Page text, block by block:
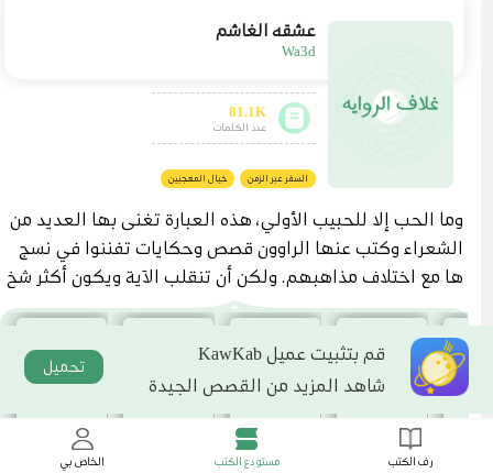
عشقه الغاشم
Wa3d
81.1K
عدد الكلمات
السفر عبر الزمن خيال المعجبين
وما الحب إلا للحبيب الأولي، هذه العبارة تغنى بها العديد من
الشعراء وكتب عنها الراوون قصص وحكايات تفننوا في نسج
ها مع اختلاف مذاهبهم. ولكن أن تنقلب الآية ويكون أكثر شخ
ص تبغضه بالحياة هو الأقرب إلى قلبك! هذه هي المأساة الح
قيقة. عنيد، قاسي، همجي، ولكنه وسيمٌ وجذاب للغاية، وتلك ا
لخصلات الفضية التي تتخلل منابت شعره تضفي إلى هيئته الم
زيد من الوقار. صغيرة، وجميلة لا بل فاتنة، كما أنها مشاغبة أي
ضاً، ولكن شراستها ستار تواري به ضعفها وحاجتها إليه. كيف
وهما كقطبي مغناطيس يتنافران، لا يجمعهما مكان إلا وتحتد
قم بتثبيت عميل KawKab
شاهد المزيد من القصص الجيدة
تحميل
الخاص بي مستودع الكتب رف الكتب